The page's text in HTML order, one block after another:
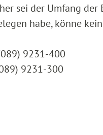
sei der Umfang
habe, könne
9231-400
9231-300